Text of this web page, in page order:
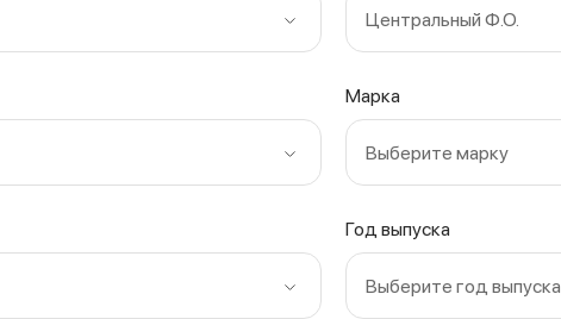
Центральный Ф.О.
Марка
Выберите марку
Год выпуска
Выберите год выпуска